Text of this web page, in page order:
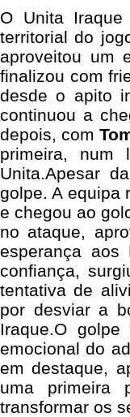
O Unita
territorial do
aproveitou um
finalizou com
desde o apito
continuou a
depois, com
primeira, num
Unita.Apesar
golpe. A equipa
e chegou ao
no ataque,
esperança aos
confiança,
tentativa de
por desviar a
Iraque.O
emocional do
em destaque,
uma primeira
transformar os